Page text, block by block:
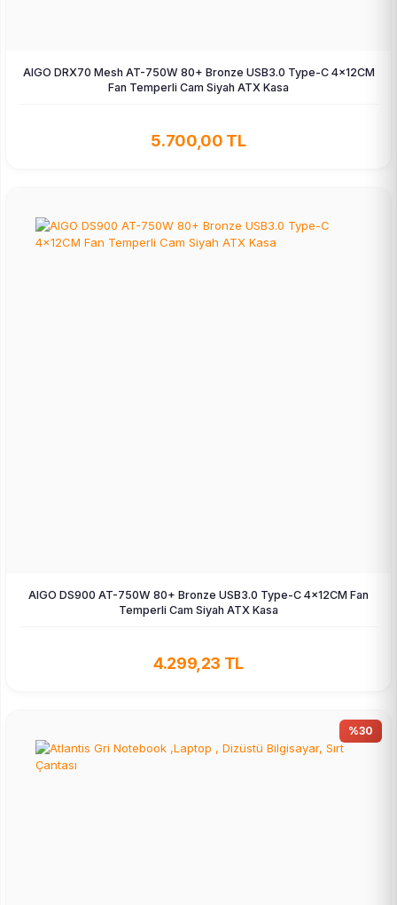
AIGO DRX70 Mesh AT-750W 80+ Bronze USB3.0 Type-C 4×12CM
Fan Temperli Cam Siyah ATX Kasa
5.700,00 TL
AIGO DS900 AT-750W 80+ Bronze USB3.0 Type-C 4×12CM Fan
Temperli Cam Siyah ATX Kasa
4.299,23 TL
%30